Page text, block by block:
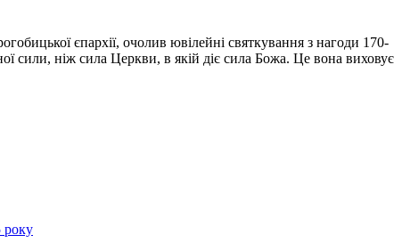
єпархії, очолив ювілейні святкування з нагоди 170-
сили, ніж сила Церкви, в якій діє сила Божа. Це вона виховує
року